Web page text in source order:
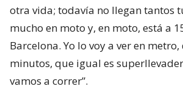
otra vida; todavía no llegan tantos
mucho en moto y, en moto, está a
Barcelona. Yo lo voy a ver en
minutos, que igual es
vamos a correr”.